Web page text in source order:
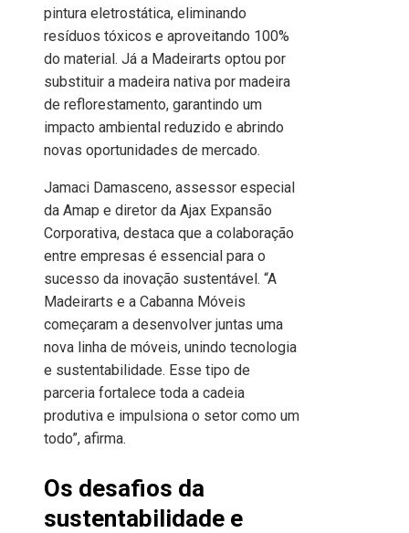
pintura eletrostática, eliminando
resíduos tóxicos e aproveitando 100%
do material. Já a Madeirarts optou por
substituir a madeira nativa por madeira
de reflorestamento, garantindo um
impacto ambiental reduzido e abrindo
novas oportunidades de mercado.
Jamaci Damasceno, assessor especial
da Amap e diretor da Ajax Expansão
Corporativa, destaca que a colaboração
entre empresas é essencial para o
sucesso da inovação sustentável. “A
Madeirarts e a Cabanna Móveis
começaram a desenvolver juntas uma
nova linha de móveis, unindo tecnologia
e sustentabilidade. Esse tipo de
parceria fortalece toda a cadeia
produtiva e impulsiona o setor como um
todo”, afirma.
Os desafios da
sustentabilidade e